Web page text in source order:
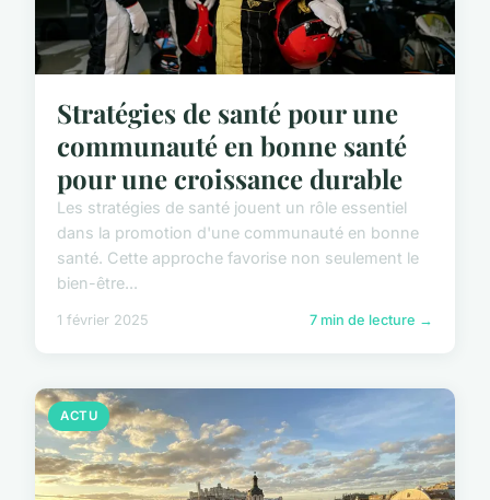
Stratégies de santé pour une
communauté en bonne santé
pour une croissance durable
Les stratégies de santé jouent un rôle essentiel
dans la promotion d'une communauté en bonne
santé. Cette approche favorise non seulement le
bien-être...
1 février 2025 7 min de lecture →
ACTU